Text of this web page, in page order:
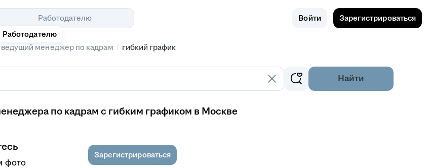
Работодателю
Работодателю
Войти Зарегистрироваться
ведущий менеджер по кадрам / гибкий график
Найти
по кадрам с гибким графиком в Москве
фото
Зарегистрироваться